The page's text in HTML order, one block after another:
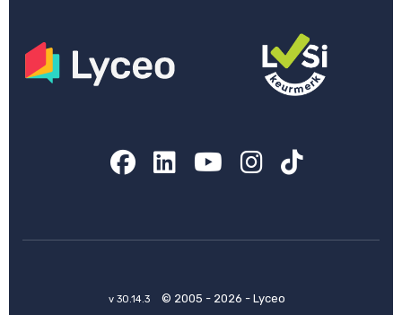
Facebook
LinkedIn
YouTube
Instagram
TikTok
v 30.14.3 © 2005 - 2026 - Lyceo